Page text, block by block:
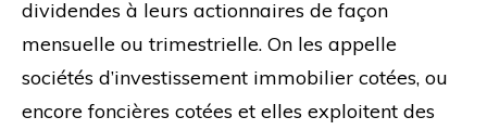
dividendes à leurs actionnaires de façon
mensuelle ou trimestrielle. On les appelle
sociétés d’investissement immobilier cotées, ou
encore foncières cotées et elles exploitent des